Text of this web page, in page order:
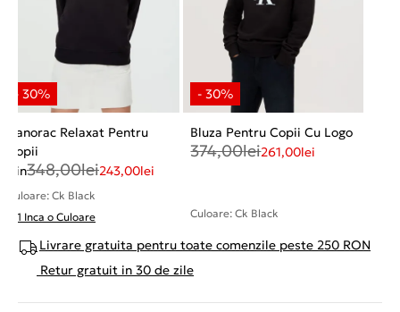
Hanorac Relaxat Pentru
Copii
Din348,00lei243,00lei
Culoare: Ck Black
+ 1 Inca o Culoare
Bluza Pentru Copii Cu Logo
374,00lei261,00lei
Culoare: Ck Black
Livrare gratuita pentru toate comenzile peste 250 RON
Retur gratuit in 30 de zile